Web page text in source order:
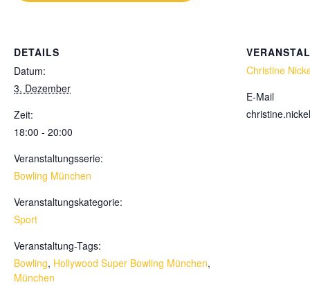
DETAILS
Datum:
3. Dezember
Zeit:
18:00 - 20:00
Veranstaltungsserie:
Bowling München
Veranstaltungskategorie:
Sport
Veranstaltung-Tags:
Bowling, Hollywood Super Bowling München,
München
Christine
E-Mail